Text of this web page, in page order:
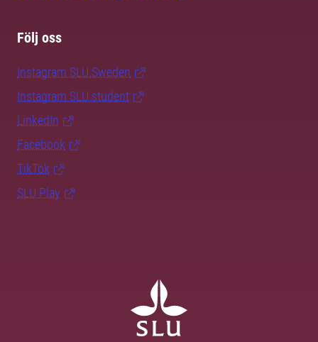
Följ oss
Instagram SLU.Sweden
Instagram SLU.student
LinkedIn
Facebook
TikTok
SLU Play